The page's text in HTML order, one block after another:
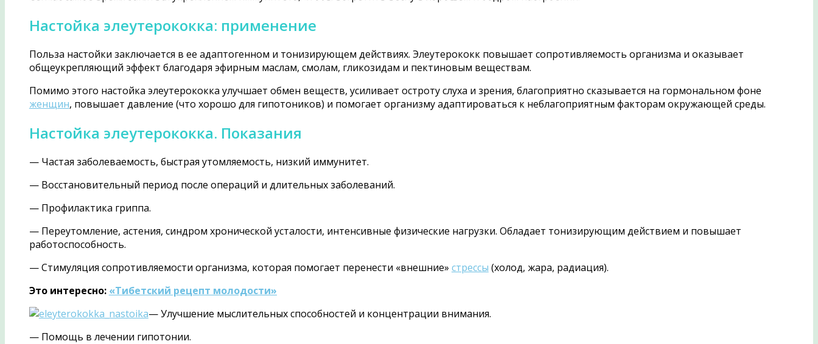
Настойка элеутерококка: применение
Польза настойки заключается в ее адаптогенном и тонизирующем действиях. Элеутерококк повышает сопротивляемость организма и оказывает
общеукрепляющий эффект благодаря эфирным маслам, смолам, гликозидам и пектиновым веществам.
Помимо этого настойка элеутерококка улучшает обмен веществ, усиливает остроту слуха и зрения, благоприятно сказывается на гормональном фоне
женщин, повышает давление (что хорошо для гипотоников) и помогает организму адаптироваться к неблагоприятным факторам окружающей среды.
Настойка элеутерококка. Показания
— Частая заболеваемость, быстрая утомляемость, низкий иммунитет.
— Восстановительный период после операций и длительных заболеваний.
— Профилактика гриппа.
— Переутомление, астения, синдром хронической усталости, интенсивные физические нагрузки. Обладает тонизирующим действием и повышает
работоспособность.
— Стимуляция сопротивляемости организма, которая помогает перенести «внешние» стрессы (холод, жара, радиация).
Это интересно: «Тибетский рецепт молодости»
— Улучшение мыслительных способностей и концентрации внимания.
— Помощь в лечении гипотонии.